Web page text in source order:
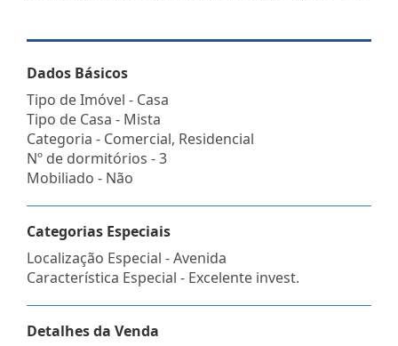
Dados Básicos
Tipo de Imóvel - Casa
Tipo de Casa - Mista
Categoria - Comercial, Residencial
Nº de dormitórios - 3
Mobiliado - Não
Categorias Especiais
Localização Especial - Avenida
Característica Especial - Excelente invest.
Detalhes da Venda